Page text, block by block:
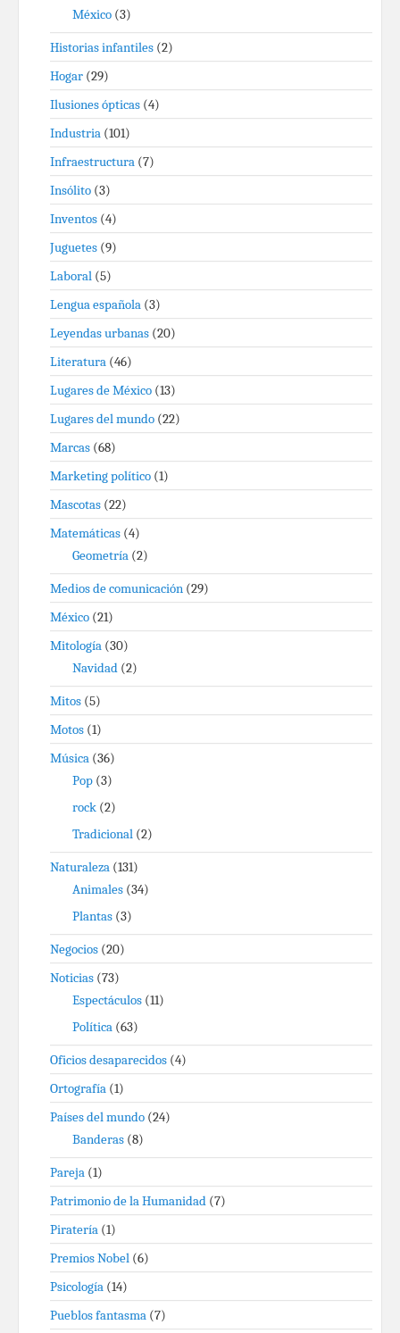
México (3)
Historias infantiles (2)
Hogar (29)
Ilusiones ópticas (4)
Industria (101)
Infraestructura (7)
Insólito (3)
Inventos (4)
Juguetes (9)
Laboral (5)
Lengua española (3)
Leyendas urbanas (20)
Literatura (46)
Lugares de México (13)
Lugares del mundo (22)
Marcas (68)
Marketing político (1)
Mascotas (22)
Matemáticas (4)
Geometría (2)
Medios de comunicación (29)
México (21)
Mitología (30)
Navidad (2)
Mitos (5)
Motos (1)
Música (36)
Pop (3)
rock (2)
Tradicional (2)
Naturaleza (131)
Animales (34)
Plantas (3)
Negocios (20)
Noticias (73)
Espectáculos (11)
Política (63)
Oficios desaparecidos (4)
Ortografía (1)
Países del mundo (24)
Banderas (8)
Pareja (1)
Patrimonio de la Humanidad (7)
Piratería (1)
Premios Nobel (6)
Psicología (14)
Pueblos fantasma (7)